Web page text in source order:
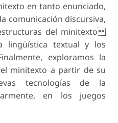
en tanto enunciado,
comunicación discursiva,
del minitexto
lingüística textual y los
exploramos la
minitexto a partir de su
tecnologías de la
en los juegos